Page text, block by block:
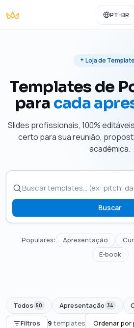
PT-BR
Loja de
Templates de
para cada
Slides profissionais, 100%
certo para sua reunião,
acadêmica.
Buscar
Populares: Apresentação
E-book
Todos 50 Apresentação 34
Filtros 9 templates